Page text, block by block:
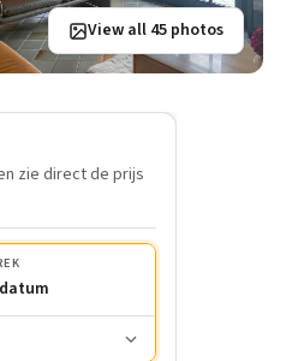
View all 45 photos
zie direct de prijs